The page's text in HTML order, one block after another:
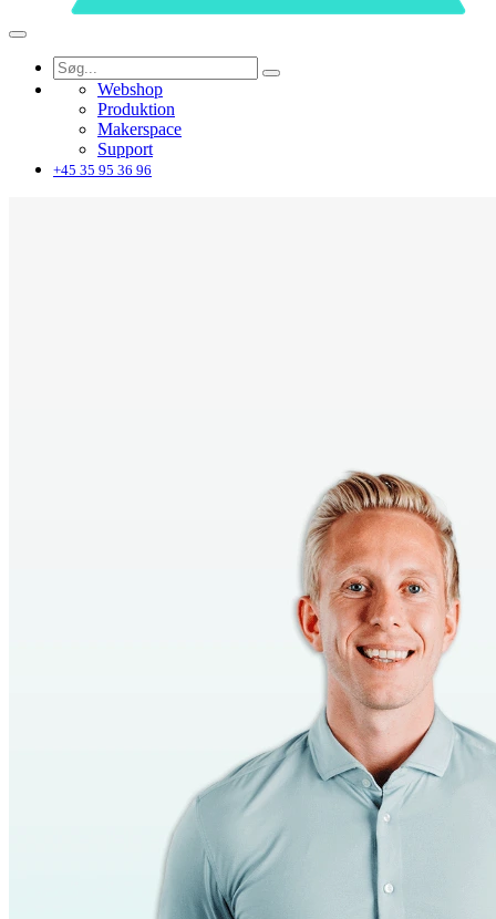
Webshop
Produktion
Makerspace
Support
+45 35 95 36 96